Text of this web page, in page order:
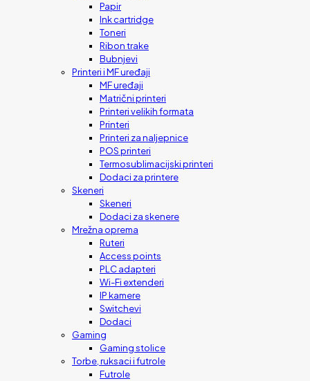
Papir
Ink cartridge
Toneri
Ribon trake
Bubnjevi
Printeri i MF uređaji
MF uređaji
Matrični printeri
Printeri velikih formata
Printeri
Printeri za naljepnice
POS printeri
Termosublimacijski printeri
Dodaci za printere
Skeneri
Skeneri
Dodaci za skenere
Mrežna oprema
Ruteri
Access points
PLC adapteri
Wi-Fi extenderi
IP kamere
Switchevi
Dodaci
Gaming
Gaming stolice
Torbe, ruksaci i futrole
Futrole